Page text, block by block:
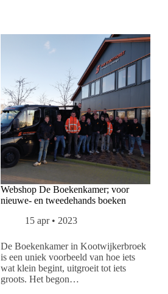
Webshop De Boekenkamer; voor
nieuwe- en tweedehands boeken
15 apr • 2023
De Boekenkamer in Kootwijkerbroek
is een uniek voorbeeld van hoe iets
wat klein begint, uitgroeit tot iets
groots. Het begon…